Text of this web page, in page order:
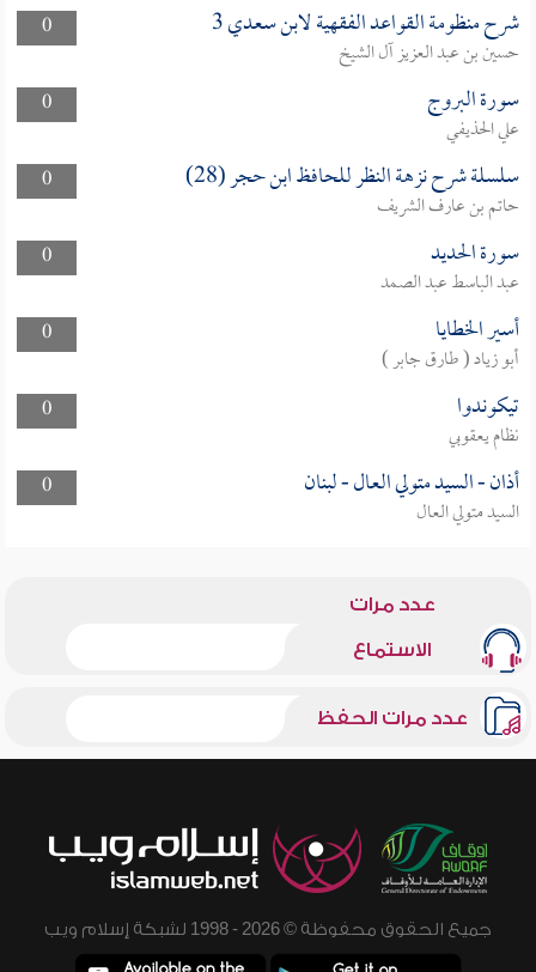
0 شرح منظومة القواعد الفقهية لابن سعدي 3
حسين بن عبد العزيز آل الشيخ
0
سورة البروج
علي الحذيفي
0
سلسلة شرح نزهة النظر للحافظ ابن حجر (28)
حاتم بن عارف الشريف
0
سورة الحديد
عبد الباسط عبد الصمد
0
أسير الخطايا
أبو زياد ( طارق جابر )
0
تيكوندوا
نظام يعقوبي
0
أذان - السيد متولي العال - لبنان
السيد متولي العال
عدد مرات
الاستماع
عدد مرات الحفظ
جميع الحقوق محفوظة © 2026 - 1998 لشبكة إسلام ويب